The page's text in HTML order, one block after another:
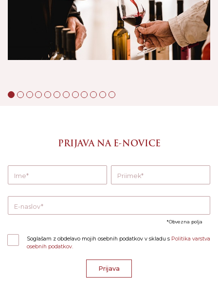
PRIJAVA NA E-NOVICE
Ime Priimek
E-naslov
Obvezna polja
Soglašam z obdelavo mojih osebnih podatkov v skladu s Politika varstva
osebnih podatkov.
Prijava